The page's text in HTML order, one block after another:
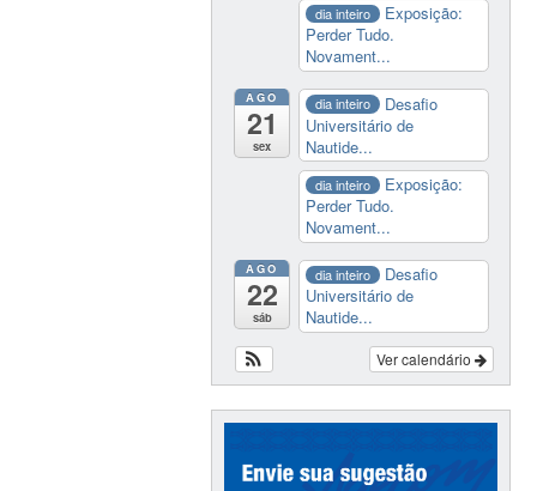
dia inteiro
Exposição:
Perder Tudo.
Novament...
AGO
21
sex
dia inteiro
Desafio
Universitário de
Nautide...
dia inteiro
Exposição:
Perder Tudo.
Novament...
AGO
22
sáb
dia inteiro
Desafio
Universitário de
Nautide...
Ver calendário